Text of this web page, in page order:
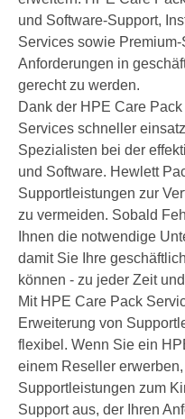
und Software-Support,
Services sowie
Anforderungen in
gerecht zu werden.
Dank der HPE Care
Services schneller
Spezialisten bei der
und Software. Hewlett
Supportleistungen zur
zu vermeiden. Sobald
Ihnen die notwendige
damit Sie Ihre
können - zu jeder Zeit
Mit HPE Care Pack
Erweiterung von
flexibel. Wenn Sie ein
einem Reseller
Supportleistungen zum
Support aus, der Ihren